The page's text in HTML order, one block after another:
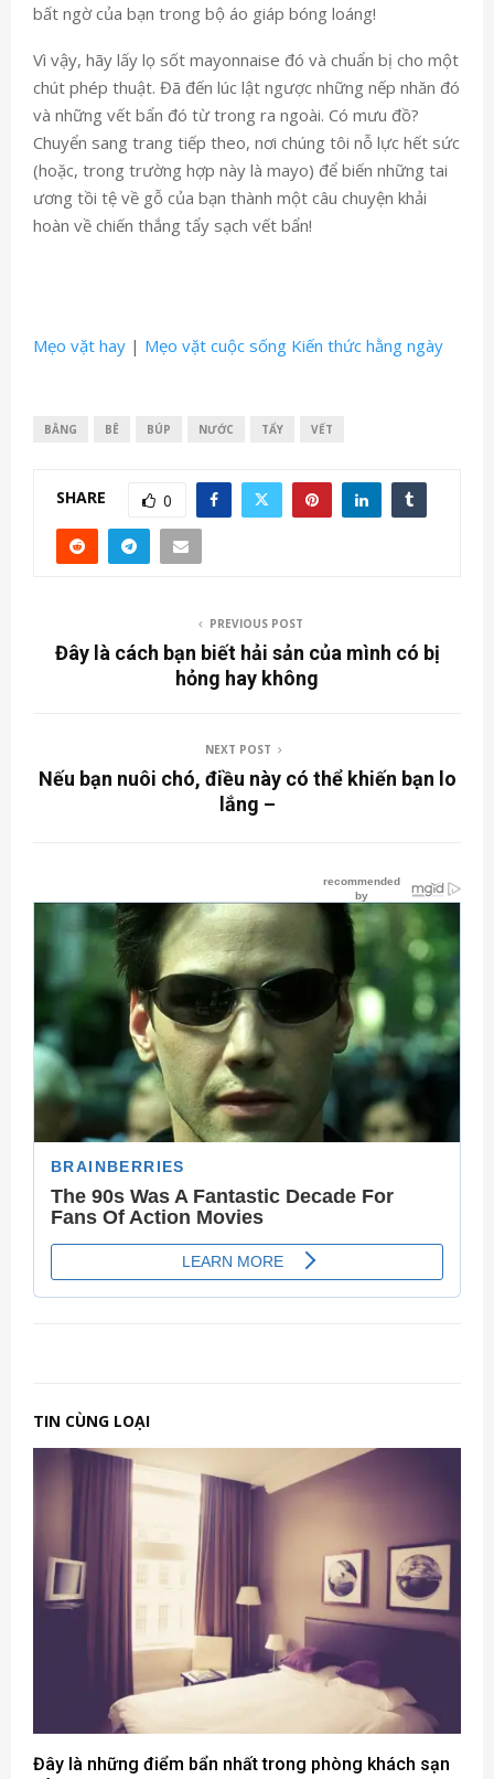
bất ngờ của bạn trong bộ áo giáp bóng loáng!
Vì vậy, hãy lấy lọ sốt mayonnaise đó và chuẩn bị cho một
chút phép thuật. Đã đến lúc lật ngược những nếp nhăn đó
và những vết bẩn đó từ trong ra ngoài. Có mưu đồ?
Chuyển sang trang tiếp theo, nơi chúng tôi nỗ lực hết sức
(hoặc, trong trường hợp này là mayo) để biến những tai
ương tồi tệ về gỗ của bạn thành một câu chuyện khải
hoàn về chiến thắng tẩy sạch vết bẩn!
Mẹo vặt hay | Mẹo vặt cuộc sống Kiến thức hằng ngày
BẰNG BÊ BÚP NƯỚC TẨY VẾT
SHARE 0
PREVIOUS POST
Đây là cách bạn biết hải sản của mình có bị
hỏng hay không
NEXT POST
Nếu bạn nuôi chó, điều này có thể khiến bạn lo
lắng –
TIN CÙNG LOẠI
Đây là những điểm bẩn nhất trong phòng khách sạn